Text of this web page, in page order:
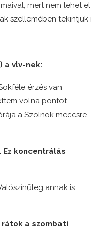
mert nem lehet
szellemében
a vlv-nek:
érzés van
volna pontot
a Szolnok meccsre
Ez koncentrálás
annak is.
a szombati